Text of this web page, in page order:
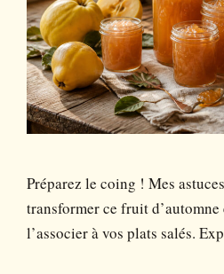
Préparez le coing ! Mes
transformer ce fruit
l’associer à vos plats salés.